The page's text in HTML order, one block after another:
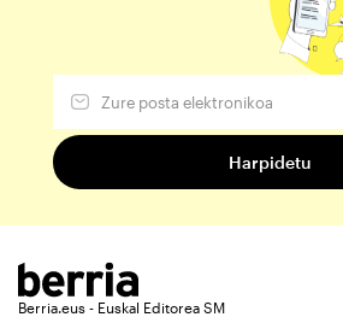
Berria.eus - Euskal Editorea SM